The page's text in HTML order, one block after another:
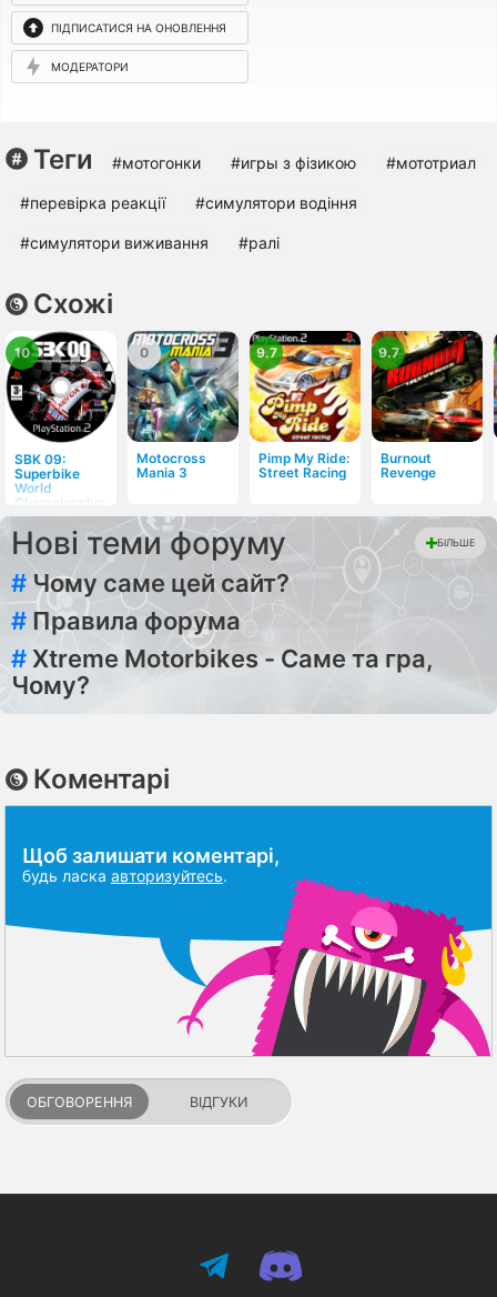
ПІДПИСАТИСЯ НА ОНОВЛЕННЯ
МОДЕРАТОРИ
Теги #мотогонки #игры з фізикою #мототриал
#перевірка реакції #симулятори водіння
#симулятори виживання #ралі
Схожі
SBK 09:
Superbike
World
Championship
10
Motocross
Mania 3
0
Pimp My Ride:
Street Racing
9.7
Burnout
Revenge
9.7
Нові теми форуму БІЛЬШЕ
# Чому саме цей сайт?
# Правила форума
# Xtreme Motorbikes - Саме та гра,
Чому?
Коментарі
Щоб залишати коментарі,
будь ласка авторизуйтесь.
ОБГОВОРЕННЯ ВІДГУКИ